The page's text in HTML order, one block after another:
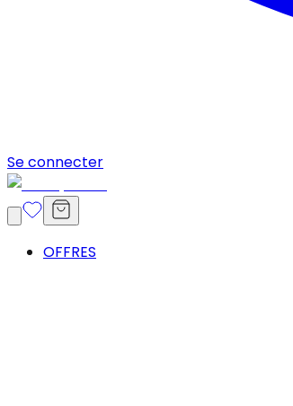
Se connecter
OFFRES